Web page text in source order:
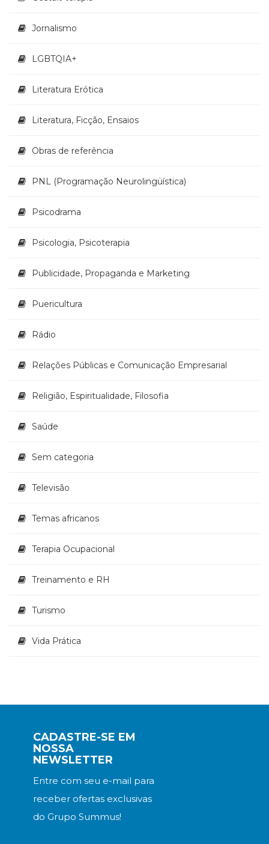
Temas
(30)
Ocupacional
e
(65)
(1)
(32)
Jornalismo
LGBTQIA+
Literatura Erótica
Literatura, Ficção, Ensaios
Obras de referência
PNL (Programação Neurolingüística)
Psicodrama
Psicologia, Psicoterapia
Publicidade, Propaganda e Marketing
Puericultura
Rádio
Relações Públicas e Comunicação Empresarial
Religião, Espiritualidade, Filosofia
Saúde
Sem categoria
Televisão
Temas africanos
Terapia Ocupacional
Treinamento e RH
Turismo
Vida Prática
CADASTRE-SE EM
NOSSA
NEWSLETTER
Entre com seu e-mail para
receber ofertas exclusivas
do Grupo Summus!